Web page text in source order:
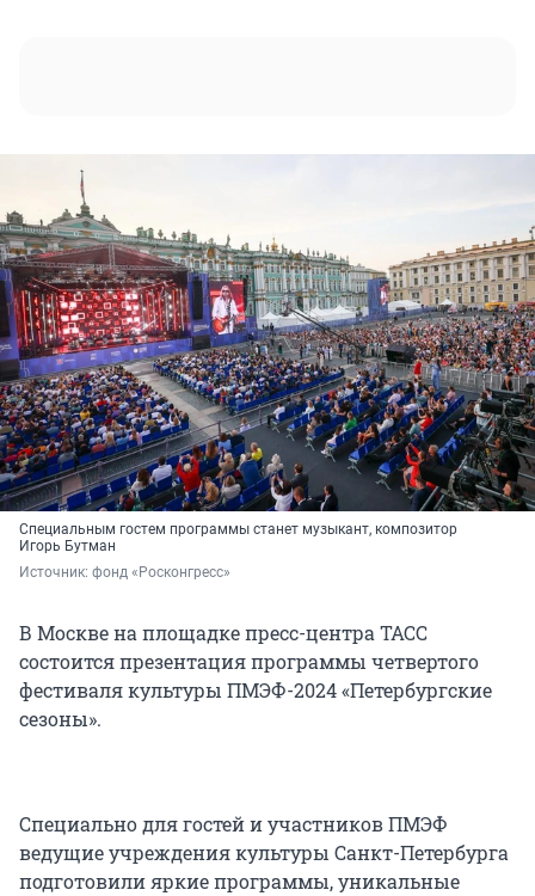
Специальным гостем программы станет музыкант, композитор
Игорь Бутман
Источник: фонд «Росконгресс»
В Москве на площадке пресс-центра ТАСС
состоится презентация программы четвертого
фестиваля культуры ПМЭФ-2024 «Петербургские
сезоны».
Специально для гостей и участников ПМЭФ
ведущие учреждения культуры Санкт-Петербурга
подготовили яркие программы, уникальные